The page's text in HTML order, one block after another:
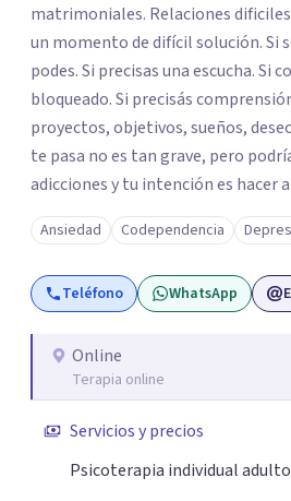
matrimoniales. Relaciones
un momento de difícil solución. Si
podes. Si precisas una escucha. Si
bloqueado. Si precisás
proyectos, objetivos, sueños,
te pasa no es tan grave, pero
adicciones y tu intención es hacer
pasando. No dudes en comunicarte a fin de comenzar a
resolver la situación que está
Ansiedad Codependencia
Teléfono WhatsApp
Online
Terapia online
Servicios y precios
Psicoterapia individual adulto